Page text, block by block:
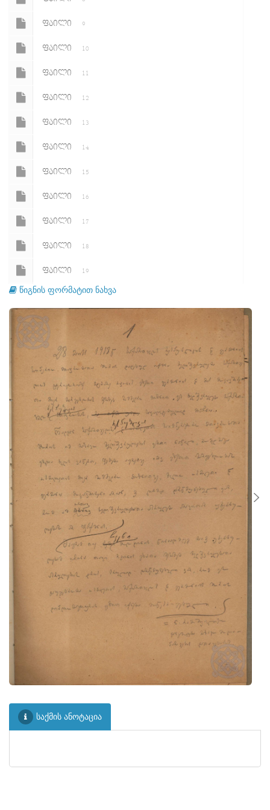
ᲤᲐᲘᲚᲘ 9
ᲤᲐᲘᲚᲘ 10
ᲤᲐᲘᲚᲘ 11
ᲤᲐᲘᲚᲘ 12
ᲤᲐᲘᲚᲘ 13
ᲤᲐᲘᲚᲘ 14
ᲤᲐᲘᲚᲘ 15
ᲤᲐᲘᲚᲘ 16
ᲤᲐᲘᲚᲘ 17
ᲤᲐᲘᲚᲘ 18
ᲤᲐᲘᲚᲘ 19
ᲤᲐᲘᲚᲘ 20
წიგნის ფორმატით ნახვა
საქმის ანოტაცია